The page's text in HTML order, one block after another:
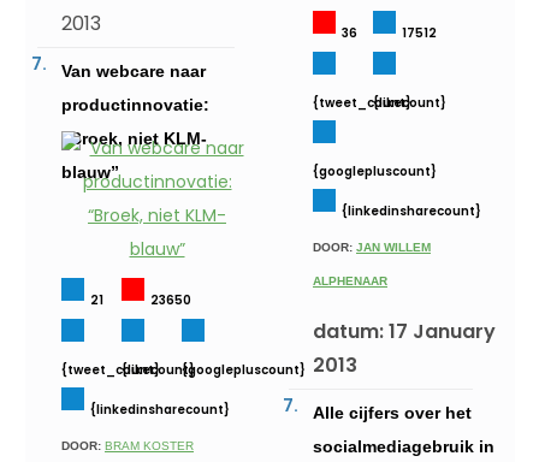
2013
Van webcare naar
productinnovatie:
“Broek, niet KLM-
blauw”
21 23650
{tweet_count}{likecount}{googlepluscount}
{linkedinsharecount}
DOOR: BRAM KOSTER
36 17512
{tweet_count}{likecount}
{googlepluscount}
{linkedinsharecount}
DOOR: JAN WILLEM
ALPHENAAR
datum: 17 January
2013
Alle cijfers over het
socialmediagebruik in